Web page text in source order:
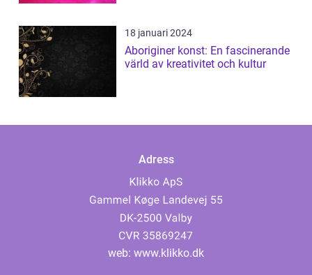
18 januari 2024
Aboriginer konst: En fascinerande
värld av kreativitet och kultur
Adress
web: www.klikko.dk